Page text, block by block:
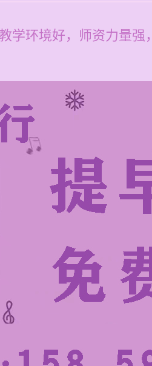
学环境好，师资力量